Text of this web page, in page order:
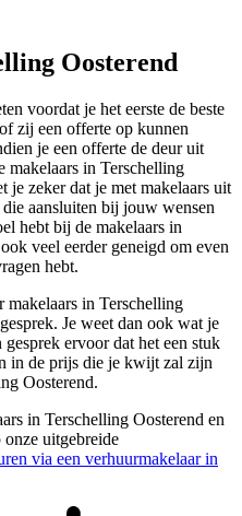
Oosterend
voordat je het eerste de beste
zij een offerte op kunnen
je een offerte de deur uit
makelaars in Terschelling
je zeker dat je met makelaars uit
aansluiten bij jouw wensen
hebt bij de makelaars in
veel eerder geneigd om even
hebt.
makelaars in Terschelling
Je weet dan ook wat je
ervoor dat het een stuk
in de prijs die je kwijt zal zijn
Oosterend.
in Terschelling Oosterend en
uitgebreide
via een verhuurmakelaar in